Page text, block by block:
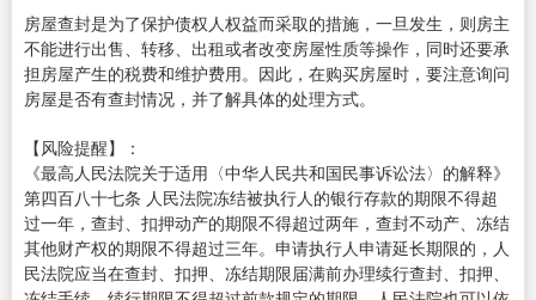
房屋查封是为了保护债权人权益而采取的措施，一旦发生，则房主
不能进行出售、转移、出租或者改变房屋性质等操作，同时还要承
担房屋产生的税费和维护费用。因此，在购买房屋时，要注意询问
房屋是否有查封情况，并了解具体的处理方式。
【风险提醒】：
《最高人民法院关于适用〈中华人民共和国民事诉讼法〉的解释》
第四百八十七条 人民法院冻结被执行人的银行存款的期限不得超
过一年，查封、扣押动产的期限不得超过两年，查封不动产、冻结
其他财产权的期限不得超过三年。申请执行人申请延长期限的，人
民法院应当在查封、扣押、冻结期限届满前办理续行查封、扣押、